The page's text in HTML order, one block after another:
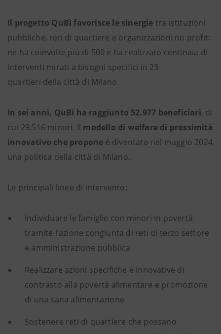
Il progetto QuBì favorisce le sinergie tra istituzioni
pubbliche, reti di quartiere e organizzazioni no profit:
ne ha coinvolte più di 500 e ha realizzato centinaia di
interventi mirati a bisogni specifici in 23
quartieri della città di Milano.
In sei anni, QuBì ha raggiunto 52.977 beneficiari, di
cui 29.516 minori. Il modello di welfare di prossimità
innovativo che propone è diventato nel maggio 2024
una politica della città di Milano.
Le principali linee di intervento:
Individuare le famiglie con minori in povertà
tramite l’azione congiunta di reti di terzo settore
e amministrazione pubblica
Realizzare azioni specifiche e innovative di
contrasto alla povertà alimentare e promozione
di una sana alimentazione
Sostenere reti di quartiere che possano